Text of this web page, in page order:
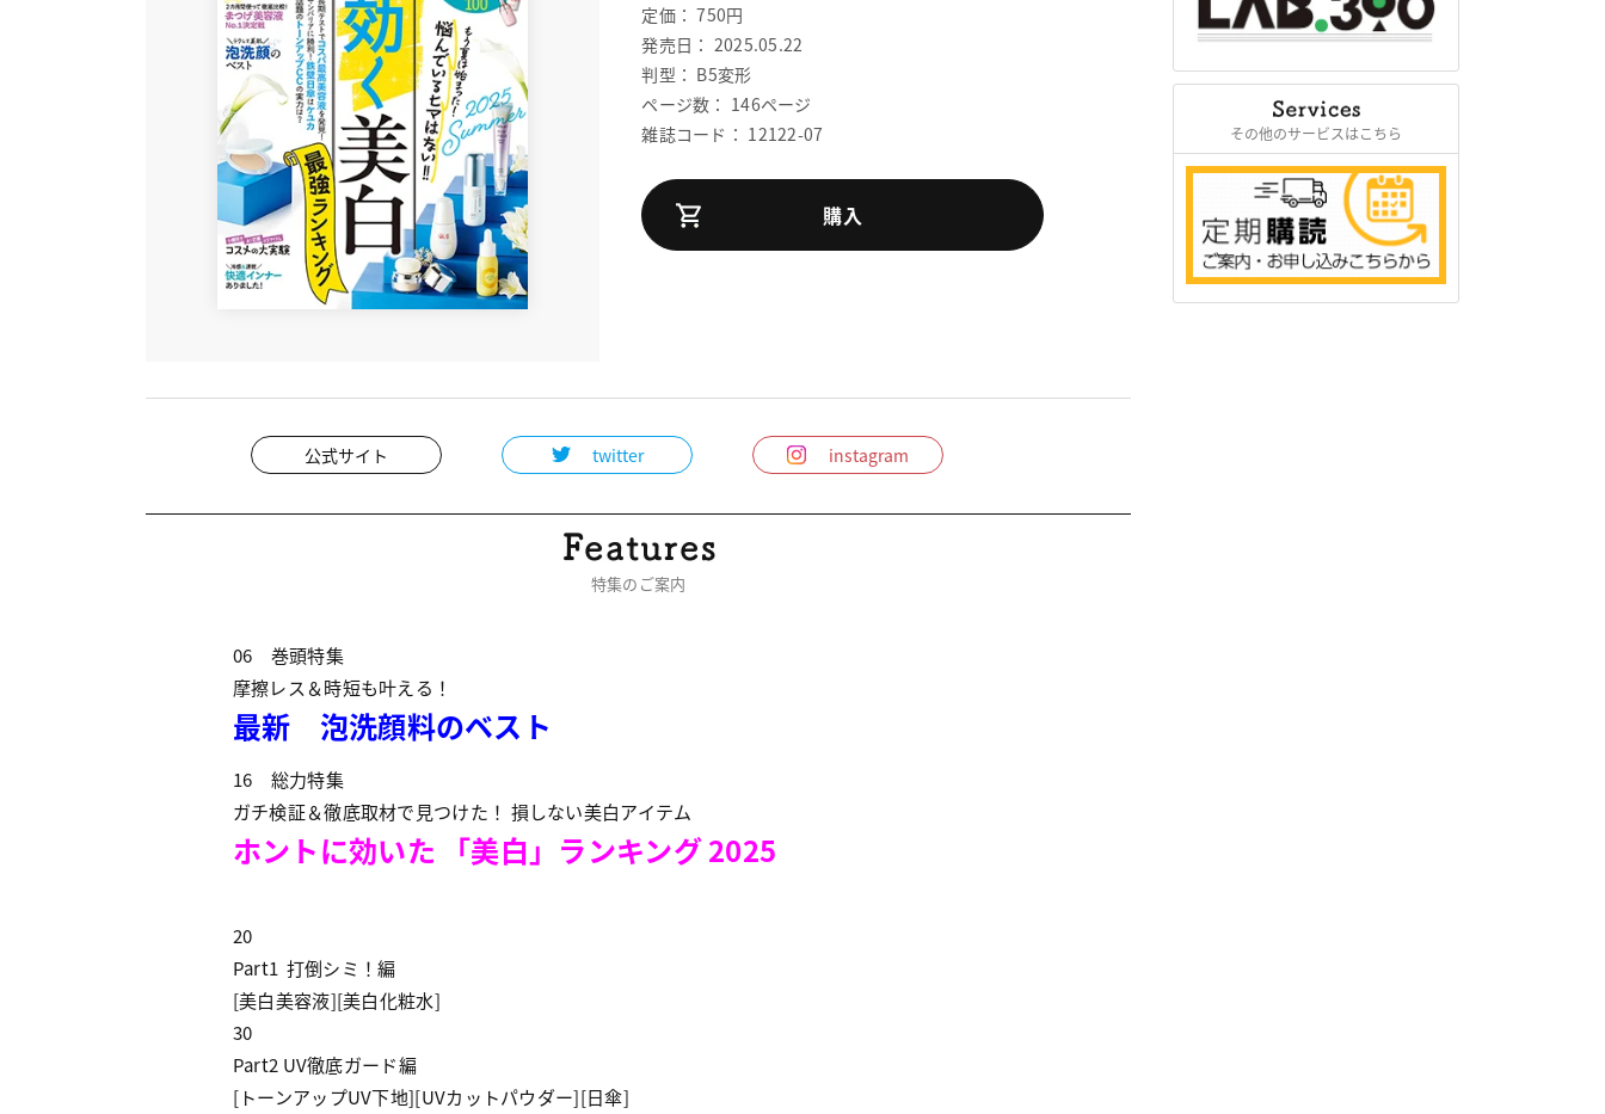
定価： 750円
発売日： 2025.05.22
判型： B5変形
ページ数： 146ページ
雑誌コード： 12122-07
購入
公式サイト twitter instagram
特集のご案内
06 巻頭特集
摩擦レス＆時短も叶える！
最新 泡洗顔料のベスト
16 総力特集
ガチ検証＆徹底取材で見つけた！ 損しない美白アイテム
ホントに効いた 「美白」ランキング 2025
20
Part1 打倒シミ！編
[美白美容液][美白化粧水]
30
Part2 UV徹底ガード編
[トーンアップUV下地][UVカットパウダー][日傘]
その他のサービスはこちら